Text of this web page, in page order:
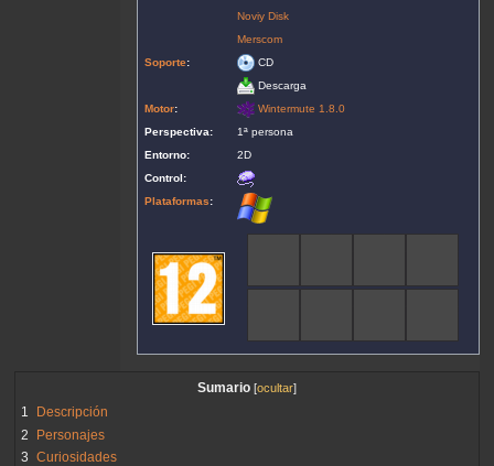
Noviy Disk
Merscom
Soporte:
CD
Descarga
Motor:
Wintermute 1.8.0
Perspectiva:
1ª persona
Entorno:
2D
Control:
Plataformas:
Sumario
1
Descripción
2
Personajes
3 Curiosidades